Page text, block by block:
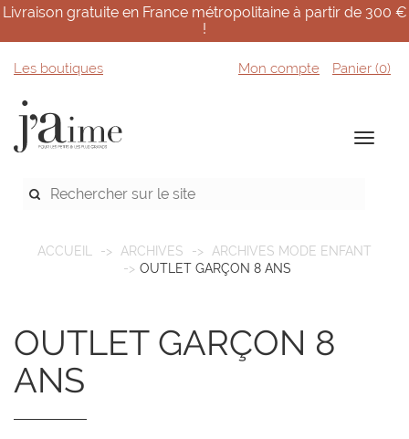
Livraison gratuite en France métropolitaine à partir de 300 €
!
Les boutiques Mon compte Panier (0)
ACCUEIL ARCHIVES
ARCHIVES MODE ENFANT
OUTLET GARÇON 8 ANS
OUTLET GARÇON 8
ANS